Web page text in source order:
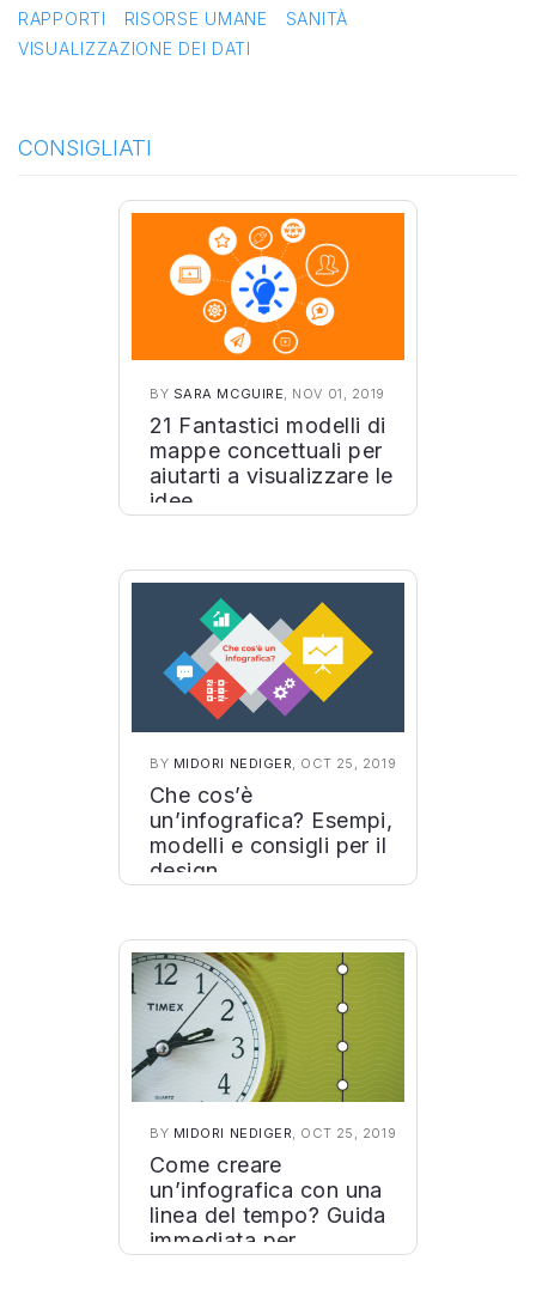
RAPPORTI
RISORSE UMANE
SANITÀ
VISUALIZZAZIONE DEI DATI
CONSIGLIATI
BY SARA MCGUIRE, NOV 01, 2019
21 Fantastici modelli di
mappe concettuali per
aiutarti a visualizzare le
idee
BY MIDORI NEDIGER, OCT 25, 2019
Che cos’è
un’infografica? Esempi,
modelli e consigli per il
design
BY MIDORI NEDIGER, OCT 25, 2019
Come creare
un’infografica con una
linea del tempo? Guida
immediata per